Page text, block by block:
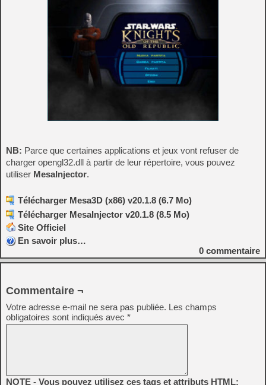
NB: Parce que certaines applications et jeux vont refuser de
charger opengl32.dll à partir de leur répertoire, vous pouvez
utiliser MesaInjector.
Télécharger Mesa3D (x86) v20.1.8 (6.7 Mo)
Télécharger MesaInjector v20.1.8 (8.5 Mo)
Site Officiel
En savoir plus…
0 commentaire
Commentaire ¬
Votre adresse e-mail ne sera pas publiée. Les champs
obligatoires sont indiqués avec *
NOTE - Vous pouvez utilisez ces tags et attributs HTML: